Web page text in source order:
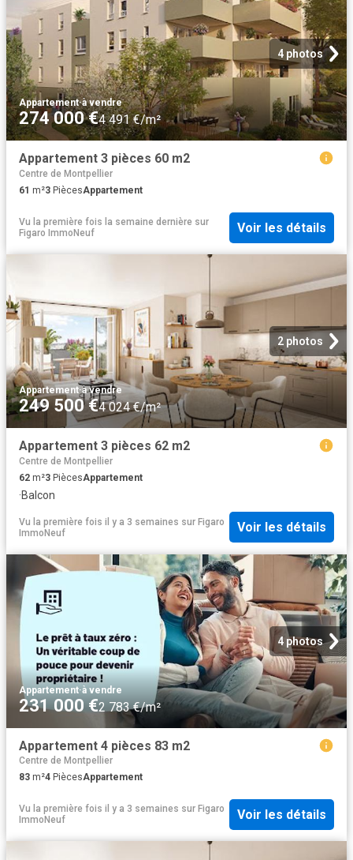
4 photos
Appartement·à vendre
274 000 €4 491 €/m²
Appartement 3 pièces 60 m2
Centre de Montpellier
61 m²3 PiècesAppartement
Vu la première fois la semaine dernière sur
Figaro ImmoNeuf
Voir les détails
2 photos
Appartement·à vendre
249 500 €4 024 €/m²
Appartement 3 pièces 62 m2
Centre de Montpellier
62 m²3 PiècesAppartement
·Balcon
Vu la première fois il y a 3 semaines sur Figaro
ImmoNeuf
Voir les détails
4 photos
Appartement·à vendre
231 000 €2 783 €/m²
Appartement 4 pièces 83 m2
Centre de Montpellier
83 m²4 PiècesAppartement
Vu la première fois il y a 3 semaines sur Figaro
ImmoNeuf
Voir les détails